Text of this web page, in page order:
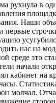
рухнула в
Наши
первые
нас на
среде это
начали
кабинет на
молчал.